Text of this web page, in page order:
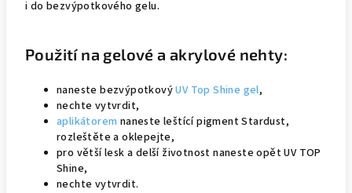
i do bezvýpotkového gelu.
Použití na gelové a akrylové nehty:
naneste bezvýpotkovýUV Top Shine gel,
nechte vytvrdit,
aplikátorem naneste leštící pigment Stardust,
rozleštěte a oklepejte,
pro větší lesk a delší životnost naneste opět UV TOP
Shine,
nechte vytvrdit.